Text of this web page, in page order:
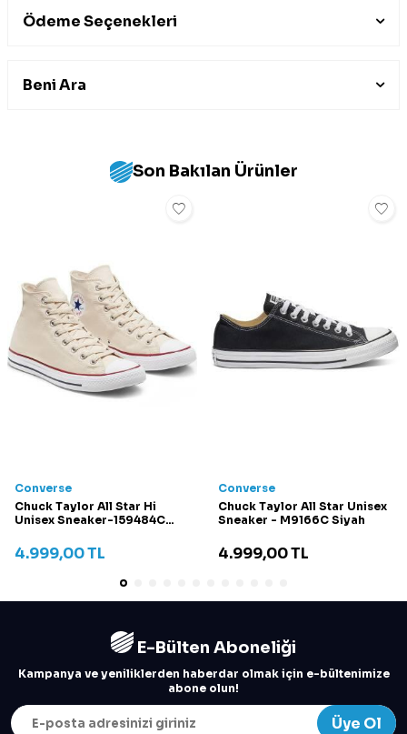
Ödeme Seçenekleri
Beni Ara
Son Bakılan Ürünler
Converse
Chuck Taylor All Star Hi
Unisex Sneaker-159484C
4.999,00TL
Converse
Chuck Taylor All Star Unisex
Sneaker - M9166C Siyah
4.999,00TL
E-Bülten Aboneliği
Kampanya ve yeniliklerden haberdar olmak için e-bültenimize
abone olun!
Üye Ol